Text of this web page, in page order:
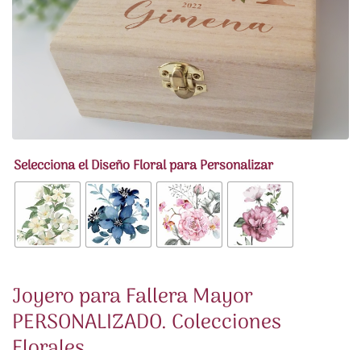
Joyero para Fallera Mayor
PERSONALIZADO. Colecciones
Selecciona el Diseño Floral para Personalizar